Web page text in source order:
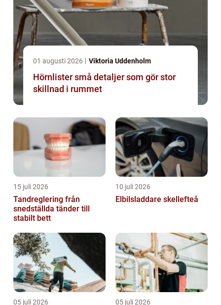
01 augusti 2026 Viktoria Uddenholm
Hörnlister små detaljer som gör stor
skillnad i rummet
15 juli 2026
Tandreglering från
snedställda tänder till
stabilt bett
10 juli 2026
Elbilsladdare skellefteå
05 juli 2026 05 juli 2026